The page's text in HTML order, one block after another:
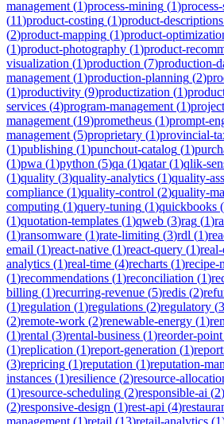
management (1)process-mining (1)
(11)product-costing (1)product-descriptions
(2)product-mapping (1)product-
(1)product-photography (1)product-
visualization (1)production (7)production-
management (1)production-planning (2)
(1)productivity (9)productization (1)
services (4)program-management (1)
management (19)prometheus (1)prompt-
management (5)proprietary (1)provincial-
(1)publishing (1)punchout-catalog (1)
(1)pwa (1)python (5)qa (1)qatar(1)qlik-
(1)quality (3)quality-analytics (1)quality-
compliance (1)quality-control (2)quality-
computing (1)query-tuning (1)quickbooks (
(1)quotation-templates (1)qweb (3)rag (1)
(1)ransomware (1)rate-limiting (3)rdl (1)
email (1)react-native (1)react-query (1)real-
analytics (1)real-time (4)recharts (1)recipe-
(1)recommendations (1)reconciliation (1)
billing (1)recurring-revenue (5)redis (2)
(1)regulation (1)regulations (2)regulatory (3
(2)remote-work (2)renewable-energy (1)
(1)rental (3)rental-business (1)reorder-point
(1)replication (1)report-generation (1)
(3)repricing (1)reputation (1)reputation-
instances (1)resilience (2)resource-
(1)resource-scheduling (2)responsible-ai (2)
(2)responsive-design (1)rest-api (4)
management (1)retail (13)retail-analytics (1